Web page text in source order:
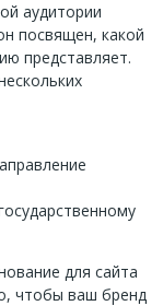
аудитории
посвящен, какой
представляет.
для сайта
чтобы ваш бренд